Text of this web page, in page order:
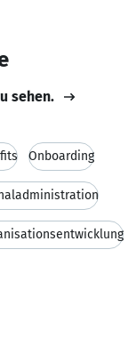
sehen.
Onboarding